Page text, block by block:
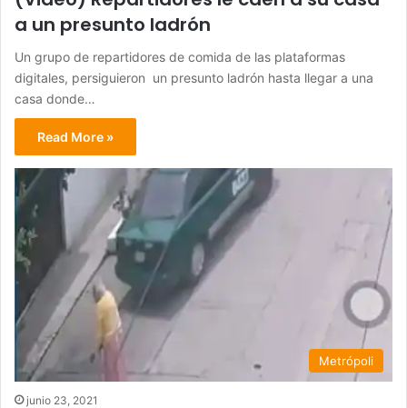
a un presunto ladrón
Un grupo de repartidores de comida de las plataformas
digitales, persiguieron un presunto ladrón hasta llegar a una
casa donde…
Read More »
Metrópoli
junio 23, 2021